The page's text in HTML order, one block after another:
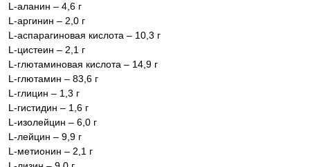
L-аланин – 4,6 г
L-аргинин – 2,0 г
L-аспарагиновая кислота – 10,3 г
L-цистеин – 2,1 г
L-глютаминовая кислота – 14,9 г
L-глютамин – 83,6 г
L-глицин – 1,3 г
L-гистидин – 1,6 г
L-изолейцин – 6,0 г
L-лейцин – 9,9 г
L-метионин – 2,1 г